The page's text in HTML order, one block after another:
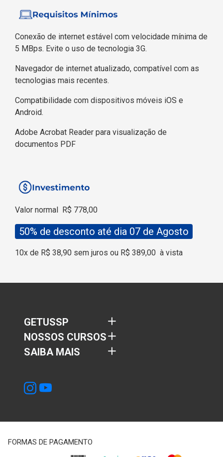
Conexão de internet estável com velocidade mínima de
5 MBps. Evite o uso de tecnologia 3G.
Navegador de internet atualizado, compatível com as
tecnologias mais recentes.
Compatibilidade com dispositivos móveis iOS e
Android.
Adobe Acrobat Reader para visualização de
documentos PDF
Valor normal R$ 778,00
50% de desconto até dia 07 de Agosto
10x de R$ 38,90 sem juros ou R$ 389,00 à vista
GETUSSP
NOSSOS CURSOS
SAIBA MAIS
FORMAS DE PAGAMENTO